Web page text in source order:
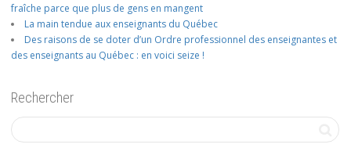
fraîche parce que plus de gens en mangent
La main tendue aux enseignants du Québec
Des raisons de se doter d’un Ordre professionnel des enseignantes et
des enseignants au Québec : en voici seize !
Rechercher